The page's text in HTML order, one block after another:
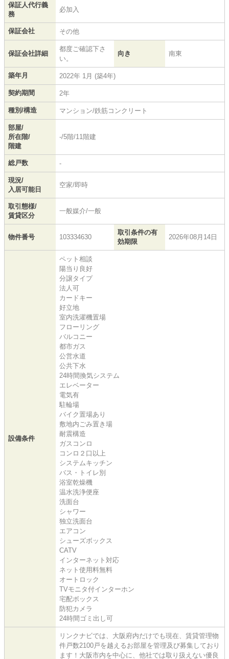
保証人代行義
務
必加入
保証会社 その他
保証会社詳細
都度ご確認下さ
い。
向き 南東
築年月 2022年 1月 (築4年)
契約期間 2年
種別/構造 マンション/鉄筋コンクリート
部屋/
所在階/
階建
-/5階/11階建
総戸数 -
現況/
入居可能日
空家/即時
取引態様/
賃貸区分
一般媒介/一般
物件番号 103334630
取引条件の有
効期限
2026年08月14日
設備条件
ペット相談
陽当り良好
分譲タイプ
法人可
カードキー
好立地
室内洗濯機置場
フローリング
バルコニー
都市ガス
公営水道
公共下水
24時間換気システム
エレベーター
電気有
駐輪場
バイク置場あり
敷地内ごみ置き場
耐震構造
ガスコンロ
コンロ２口以上
システムキッチン
バス・トイレ別
浴室乾燥機
温水洗浄便座
洗面台
シャワー
独立洗面台
エアコン
シューズボックス
CATV
インターネット対応
ネット使用料無料
オートロック
TVモニタ付インターホン
宅配ボックス
防犯カメラ
24時間ゴミ出し可
リンクナビでは、大阪府内だけでも現在、賃貸管理物
件戸数2100戸を越えるお部屋を管理及び募集しており
ます！大阪市内を中心に、他社では取り扱えない優良